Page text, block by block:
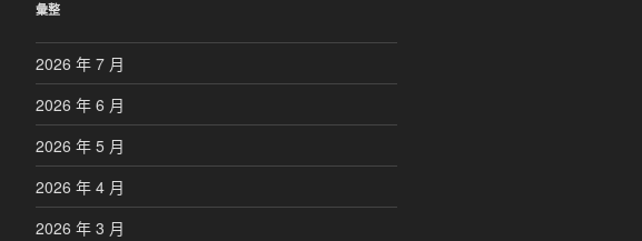
彙整
2026 年 7 月
2026 年 6 月
2026 年 5 月
2026 年 4 月
2026 年 3 月